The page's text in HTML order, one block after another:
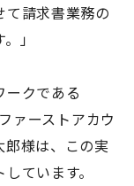
請求書業務の
」
クである
ァーストアカウ
郎様は、この実
ています。